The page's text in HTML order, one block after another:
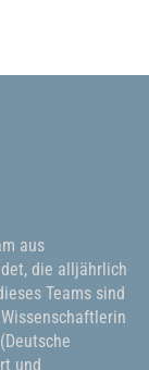
aus
die alljährlich
Teams sind
und